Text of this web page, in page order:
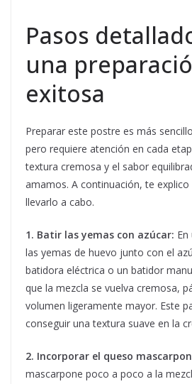
Pasos
una
exitosa
Preparar este postre es más
pero requiere atención en cada
textura cremosa y el sabor
amamos. A continuación, te
llevarlo a cabo.
1. Batir las yemas con azúcar:
las yemas de huevo junto con el
batidora eléctrica o un batidor
que la mezcla se vuelva cremosa,
volumen ligeramente mayor. Este
conseguir una textura suave en la
2. Incorporar el queso
mascarpone poco a poco a la